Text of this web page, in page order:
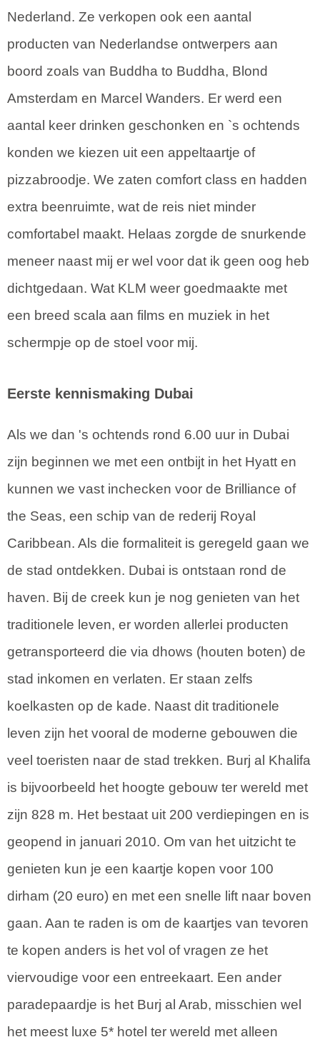
Nederland. Ze verkopen ook een aantal
producten van Nederlandse ontwerpers aan
boord zoals van Buddha to Buddha, Blond
Amsterdam en Marcel Wanders. Er werd een
aantal keer drinken geschonken en `s ochtends
konden we kiezen uit een appeltaartje of
pizzabroodje. We zaten comfort class en hadden
extra beenruimte, wat de reis niet minder
comfortabel maakt. Helaas zorgde de snurkende
meneer naast mij er wel voor dat ik geen oog heb
dichtgedaan. Wat KLM weer goedmaakte met
een breed scala aan films en muziek in het
schermpje op de stoel voor mij.
Eerste kennismaking Dubai
Als we dan 's ochtends rond 6.00 uur in Dubai
zijn beginnen we met een ontbijt in het Hyatt en
kunnen we vast inchecken voor de Brilliance of
the Seas, een schip van de rederij Royal
Caribbean. Als die formaliteit is geregeld gaan we
de stad ontdekken. Dubai is ontstaan rond de
haven. Bij de creek kun je nog genieten van het
traditionele leven, er worden allerlei producten
getransporteerd die via dhows (houten boten) de
stad inkomen en verlaten. Er staan zelfs
koelkasten op de kade. Naast dit traditionele
leven zijn het vooral de moderne gebouwen die
veel toeristen naar de stad trekken. Burj al Khalifa
is bijvoorbeeld het hoogte gebouw ter wereld met
zijn 828 m. Het bestaat uit 200 verdiepingen en is
geopend in januari 2010. Om van het uitzicht te
genieten kun je een kaartje kopen voor 100
dirham (20 euro) en met een snelle lift naar boven
gaan. Aan te raden is om de kaartjes van tevoren
te kopen anders is het vol of vragen ze het
viervoudige voor een entreekaart. Een ander
paradepaardje is het Burj al Arab, misschien wel
het meest luxe 5* hotel ter wereld met alleen